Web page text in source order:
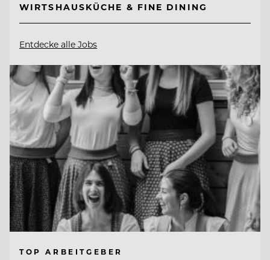
WIRTSHAUSKÜCHE & FINE DINING
Entdecke alle Jobs
TOP ARBEITGEBER